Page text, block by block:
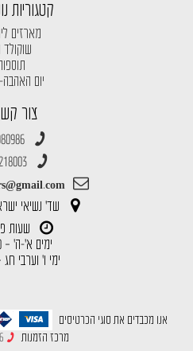
קטגוריות
מארזים
שוקולד
יום האהבה-
צור
שד' נשיאי ישראל 7,
שעות
ימים א'-ה' – 08:30-20:00
ימי ו' וערבי חג – 08:00-
אנו מכבדים את סוגי הכרטיסים
מרכז הזמנות